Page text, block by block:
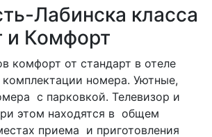
Лабинска класса
и Комфорт
комфорт от стандарт в отеле
номера. Уютные,
с парковкой. Телевизор и
этом находятся в общем
приема и приготовления